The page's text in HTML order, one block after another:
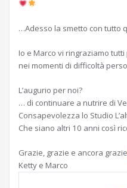
…Adesso la smetto con tutto
Io e Marco vi ringraziamo
nei momenti di difficoltà
L’augurio per noi?
… di continuare a nutrire di
Consapevolezza lo Studio
Che siano altri 10 anni così
Grazie, grazie e ancora grazie
Ketty e Marco